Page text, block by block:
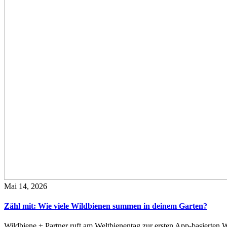
Mai 14, 2026
Zähl mit: Wie viele Wildbienen summen in deinem Garten?